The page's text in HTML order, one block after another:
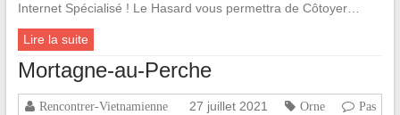
Internet Spécialisé ! Le Hasard vous permettra de Côtoyer…
Lire la suite
Mortagne-au-Perche
Rencontrer-Vietnamienne 27 juillet 2021 Orne
Pas